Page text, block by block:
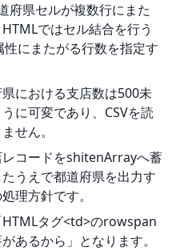
府県セルが複数行にまた
ではセル結合を行う
にまたがる行数を指定す
における支店数は500未
に可変であり、CSVを読
せん。
レコードをshitenArrayへ蓄
うえで都道府県を出力す
方針です。
タグ<td>のrowspan
あるから」となります。